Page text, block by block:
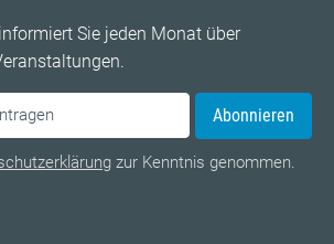
Sie jeden Monat über
Abonnieren
zur Kenntnis genommen.